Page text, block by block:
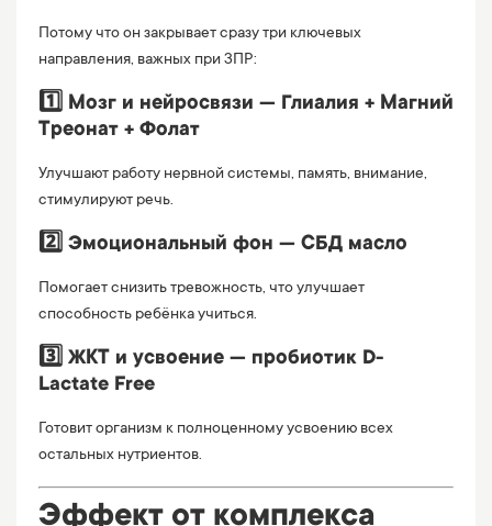
Потому что он закрывает сразу три ключевых
направления, важных при ЗПР:
1️⃣ Мозг и нейросвязи — Глиалия + Магний
Треонат + Фолат
Улучшают работу нервной системы, память, внимание,
стимулируют речь.
2️⃣ Эмоциональный фон — СБД масло
Помогает снизить тревожность, что улучшает
способность ребёнка учиться.
3️⃣ ЖКТ и усвоение — пробиотик D-
Lactate Free
Готовит организм к полноценному усвоению всех
остальных нутриентов.
Эффект от комплекса